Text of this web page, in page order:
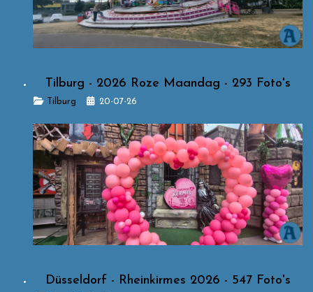
Tilburg - 2026 Roze Maandag - 293 Foto's
Details
Tilburg 20-07-26
Düsseldorf - Rheinkirmes 2026 - 547 Foto's